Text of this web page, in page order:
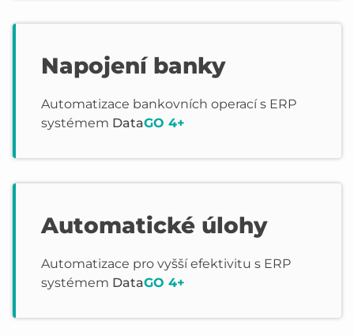
Napojení banky
Automatizace bankovních operací s ERP
systémem DataGO 4+
Automatické úlohy
Automatizace pro vyšší efektivitu s ERP
systémem DataGO 4+